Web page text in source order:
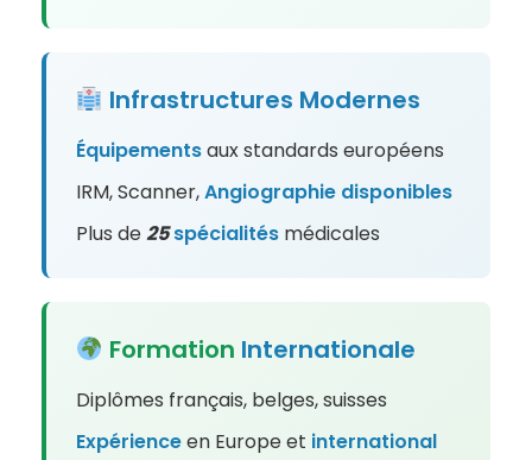
Infrastructures Modernes
Équipementsaux standards européens
IRM, Scanner,Angiographie disponibles
Plus de25 spécialités médicales
Formation Internationale
Diplômes français, belges, suisses
Expérienceen Europe et international